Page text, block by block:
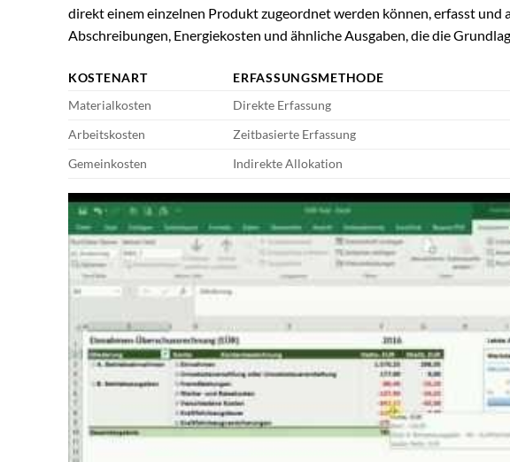
direkt einem einzelnen Produkt zugeordnet werden können, erfasst und
Abschreibungen, Energiekosten und ähnliche Ausgaben, die die
KOSTENART ERFASSUNGSMETHODE
Materialkosten
Direkte Erfassung
Arbeitskosten
Zeitbasierte Erfassung
Gemeinkosten
Indirekte Allokation